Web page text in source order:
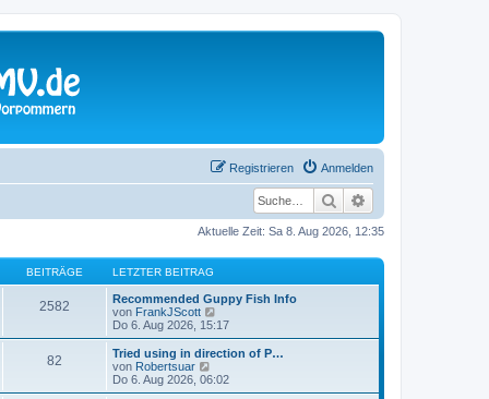
Anmelden
Registrieren
Suche
Aktuelle Zeit: Sa 8. Aug 2026, 12:35
BEITRÄGE LETZTER BEITRAG
2582
Recommended Guppy Fish Info
von FrankJScott
e
u
e
t
Do 6. Aug 2026, 15:17
82
Tried using in direction of P…
von Robertsuar
e
u
Do 6. Aug 2026, 06:02